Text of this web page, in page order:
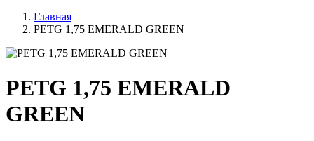
Главная
PETG 1,75 EMERALD GREEN
PETG 1,75 EMERALD
GREEN